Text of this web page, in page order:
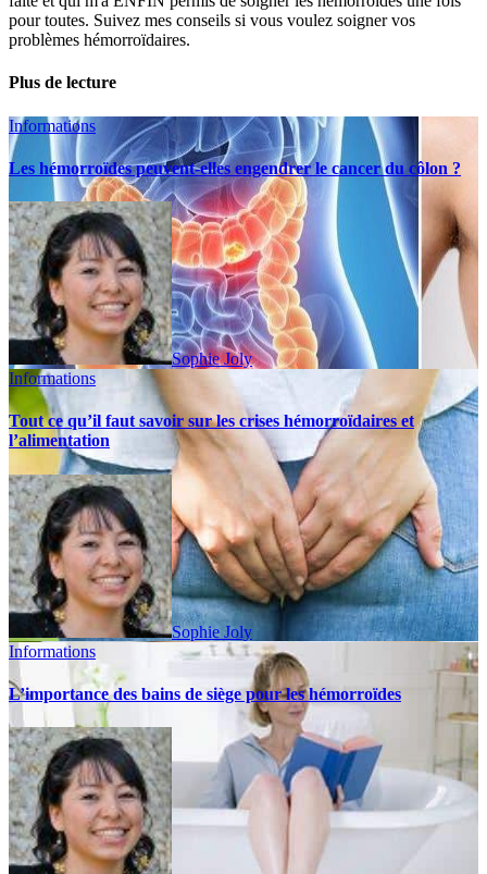
pour toutes. Suivez mes conseils si vous voulez soigner vos
problèmes hémorroïdaires.
Plus de lecture
Informations
Les hémorroïdes peuvent-elles engendrer le cancer du côlon ?
Sophie Joly
Informations
Tout ce qu’il faut savoir sur les crises hémorroïdaires et
l’alimentation
Sophie Joly
Informations
L’importance des bains de siège pour les hémorroïdes